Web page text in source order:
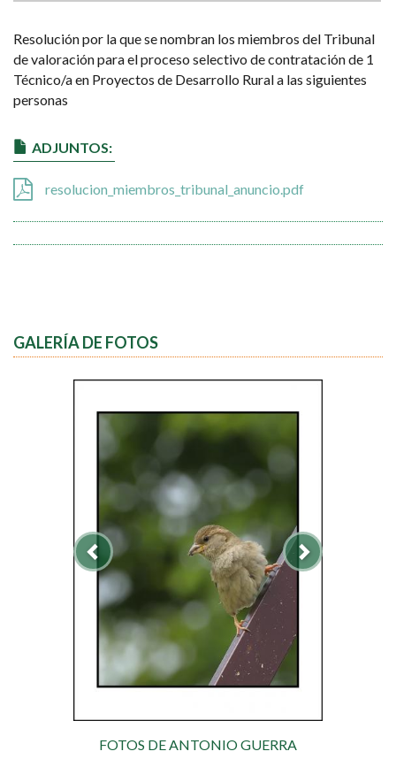
Resolución por la que se nombran los miembros del Tribunal
de valoración para el proceso selectivo de contratación de 1
Técnico/a en Proyectos de Desarrollo Rural a las siguientes
personas
ADJUNTOS:
resolucion_miembros_tribunal_anuncio.pdf
GALERÍA DE FOTOS
FOTOS DE ANTONIO GUERRA